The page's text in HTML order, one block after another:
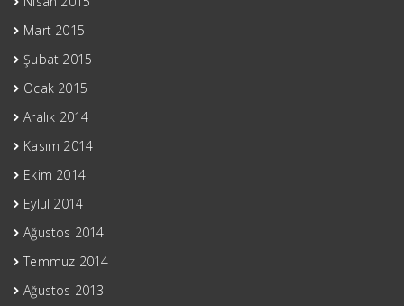
Mart 2015
Şubat 2015
Ocak 2015
Aralık 2014
Kasım 2014
Ekim 2014
Eylül 2014
Ağustos 2014
Temmuz 2014
Ağustos 2013